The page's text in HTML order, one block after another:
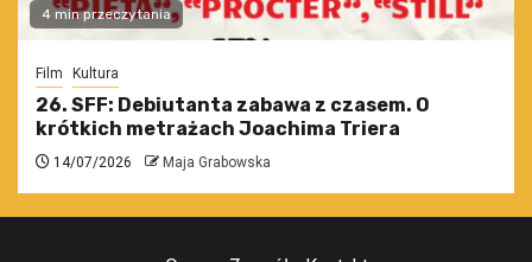
4 min przeczytania
Film Kultura
26. SFF: Debiutanta zabawa z czasem. O
krótkich metrażach Joachima Triera
14/07/2026 Maja Grabowska